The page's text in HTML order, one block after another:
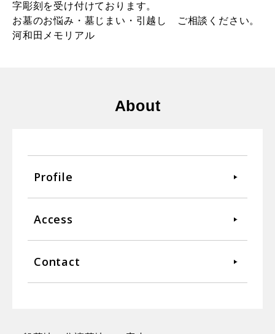
字彫刻を受け付けております。
お墓のお悩み・墓じまい・引越し ご相談ください。
河和田メモリアル
About
Profile
Access
Contact